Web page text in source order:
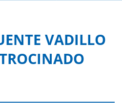
VADILLO